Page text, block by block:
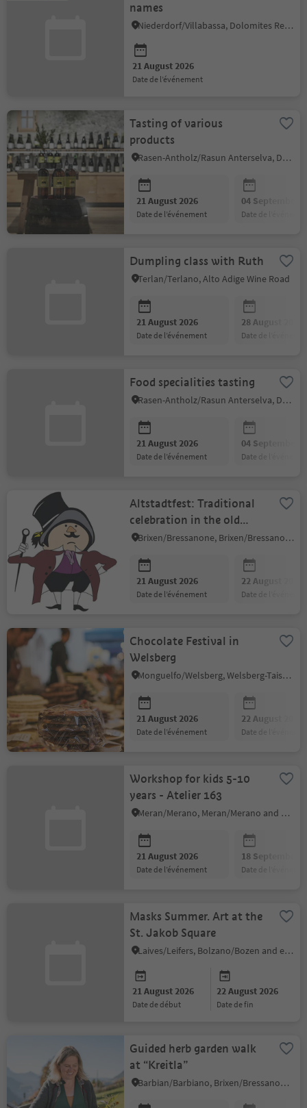
names
Niederdorf/Villabassa, Dolomites Region 3 Zinnen
21 August 2026
date de l’événement
Tasting of various
products
Rasen-Antholz/Rasun Anterselva, Dolomites Region Kronplatz/Plan de Corones
21 August 2026
date de l’événement
04 September
date de
Dumpling class with Ruth
Terlan/Terlano, Alto Adige Wine Road
21 August 2026
date de l’événement
28 August 2026
date de
Food specialities tasting
Rasen-Antholz/Rasun Anterselva, Dolomites Region Kronplatz/Plan de Corones
21 August 2026
date de l’événement
04 September
date de
Altstadtfest: Traditional
celebration in the old
town
Brixen/Bressanone, Brixen/Bressanone and environs
21 August 2026
date de l’événement
22 August 2026
date de
Chocolate Festival in
Welsberg
Monguelfo/Welsberg, Welsberg-Taisten/Monguelfo-Tesido
21 August 2026
date de l’événement
22 August 2026
date de
Workshop for kids 5-10
years - Atelier 163
Meran/Merano, Meran/Merano and environs
21 August 2026
date de l’événement
18 September
date de
Masks Summer. Art at the
St. Jakob Square
Laives/Leifers, Bolzano/Bozen and environs
21 August 2026
date de début
22 August 2026
date de fin
Guided herb garden walk
at “Kreitla”
Barbian/Barbiano, Brixen/Bressanone and environs